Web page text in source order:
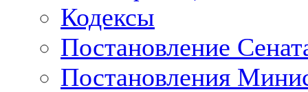
Кодексы
Постановление
Постановления